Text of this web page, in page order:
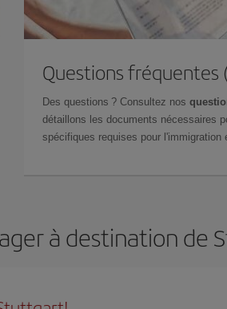
Questions fréquentes
Des questions ? Consultez nos
détaillons les documents nécessaires
spécifiques requises pour l'immigration
à destination de